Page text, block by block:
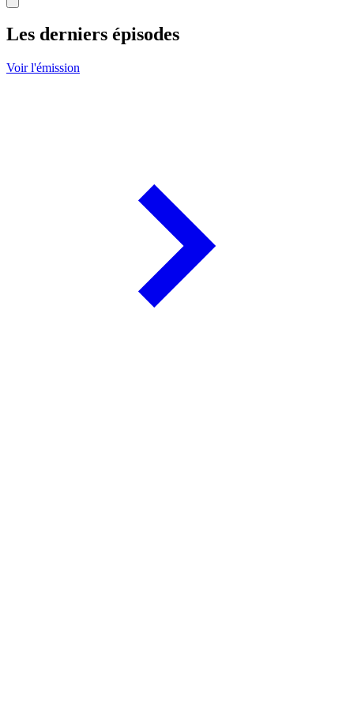
Les derniers épisodes
Voir l'émission